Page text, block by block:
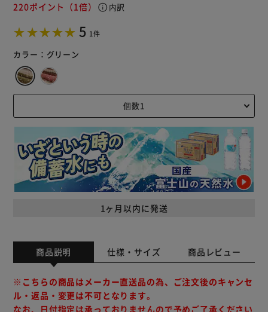
220ポイント （1倍） info 内訳
5 1件
カラー： グリーン
1ヶ月以内に発送
商品説明 仕様・サイズ 商品レビュー
※こちらの商品はメーカー直送品の為、ご注文後のキャンセ
ル・返品・変更は不可となります。
なお、日付指定は承っておりませんので予めご了承ください